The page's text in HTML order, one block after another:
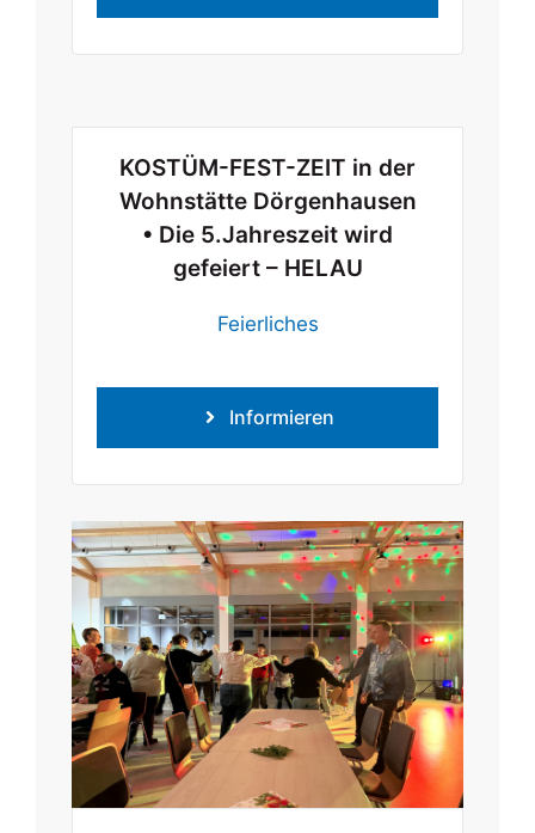
KOSTÜM-FEST-ZEIT in der
Wohnstätte Dörgenhausen
• Die 5.Jahreszeit wird
gefeiert – HELAU
Feierliches
Informieren